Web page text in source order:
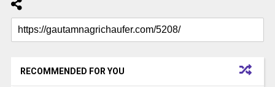
RECOMMENDED FOR YOU